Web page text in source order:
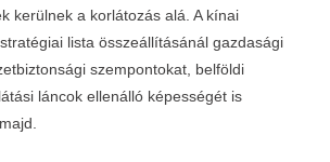
kerülnek a korlátozás alá. A kínai
lista összeállításánál gazdasági
szempontokat, belföldi
láncok ellenálló képességét is